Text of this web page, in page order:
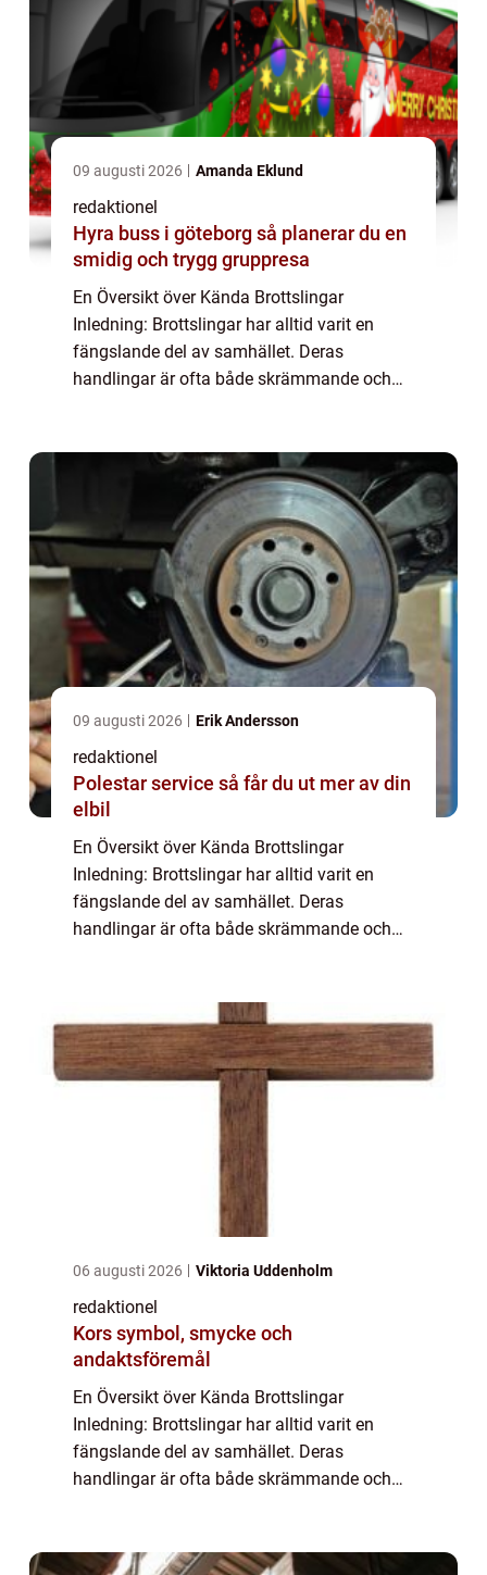
09 augusti 2026 Amanda Eklund
redaktionel
Hyra buss i göteborg så planerar du en
smidig och trygg gruppresa
En Översikt över Kända Brottslingar
Inledning: Brottslingar har alltid varit en
fängslande del av samhället. Deras
handlingar är ofta både skrämmande och
kända brott. I ...
09 augusti 2026 Erik Andersson
redaktionel
Polestar service så får du ut mer av din
elbil
En Översikt över Kända Brottslingar
Inledning: Brottslingar har alltid varit en
fängslande del av samhället. Deras
handlingar är ofta både skrämmande och
06 augusti 2026 Viktoria Uddenholm
redaktionel
Kors symbol, smycke och
andaktsföremål
En Översikt över Kända Brottslingar
Inledning: Brottslingar har alltid varit en
fängslande del av samhället. Deras
handlingar är ofta både skrämmande och
kända brott. I ...